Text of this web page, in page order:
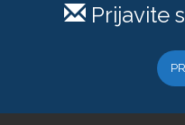
Prijavite